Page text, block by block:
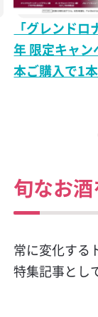
「グレンド
年 限定キャ
本ご購入で1
旬なお
常に変化する
特集記事とし